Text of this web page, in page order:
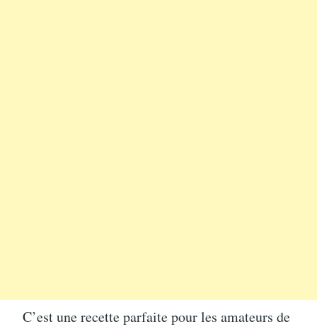
C’est une recette parfaite pour les amateurs de